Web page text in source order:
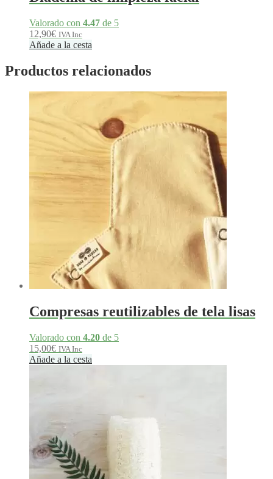
Valorado con 4.47 de 5
12,90€ IVA Inc
Añade a la cesta
Productos relacionados
Compresas reutilizables de tela lisas
Valorado con 4.20 de 5
15,00€ IVA Inc
Añade a la cesta